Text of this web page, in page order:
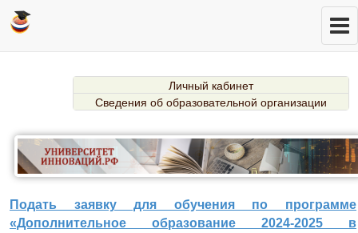
Личный кабинет
Сведения об образовательной организации
Подать заявку для обучения по программе
«Дополнительное образование 2024-2025 в